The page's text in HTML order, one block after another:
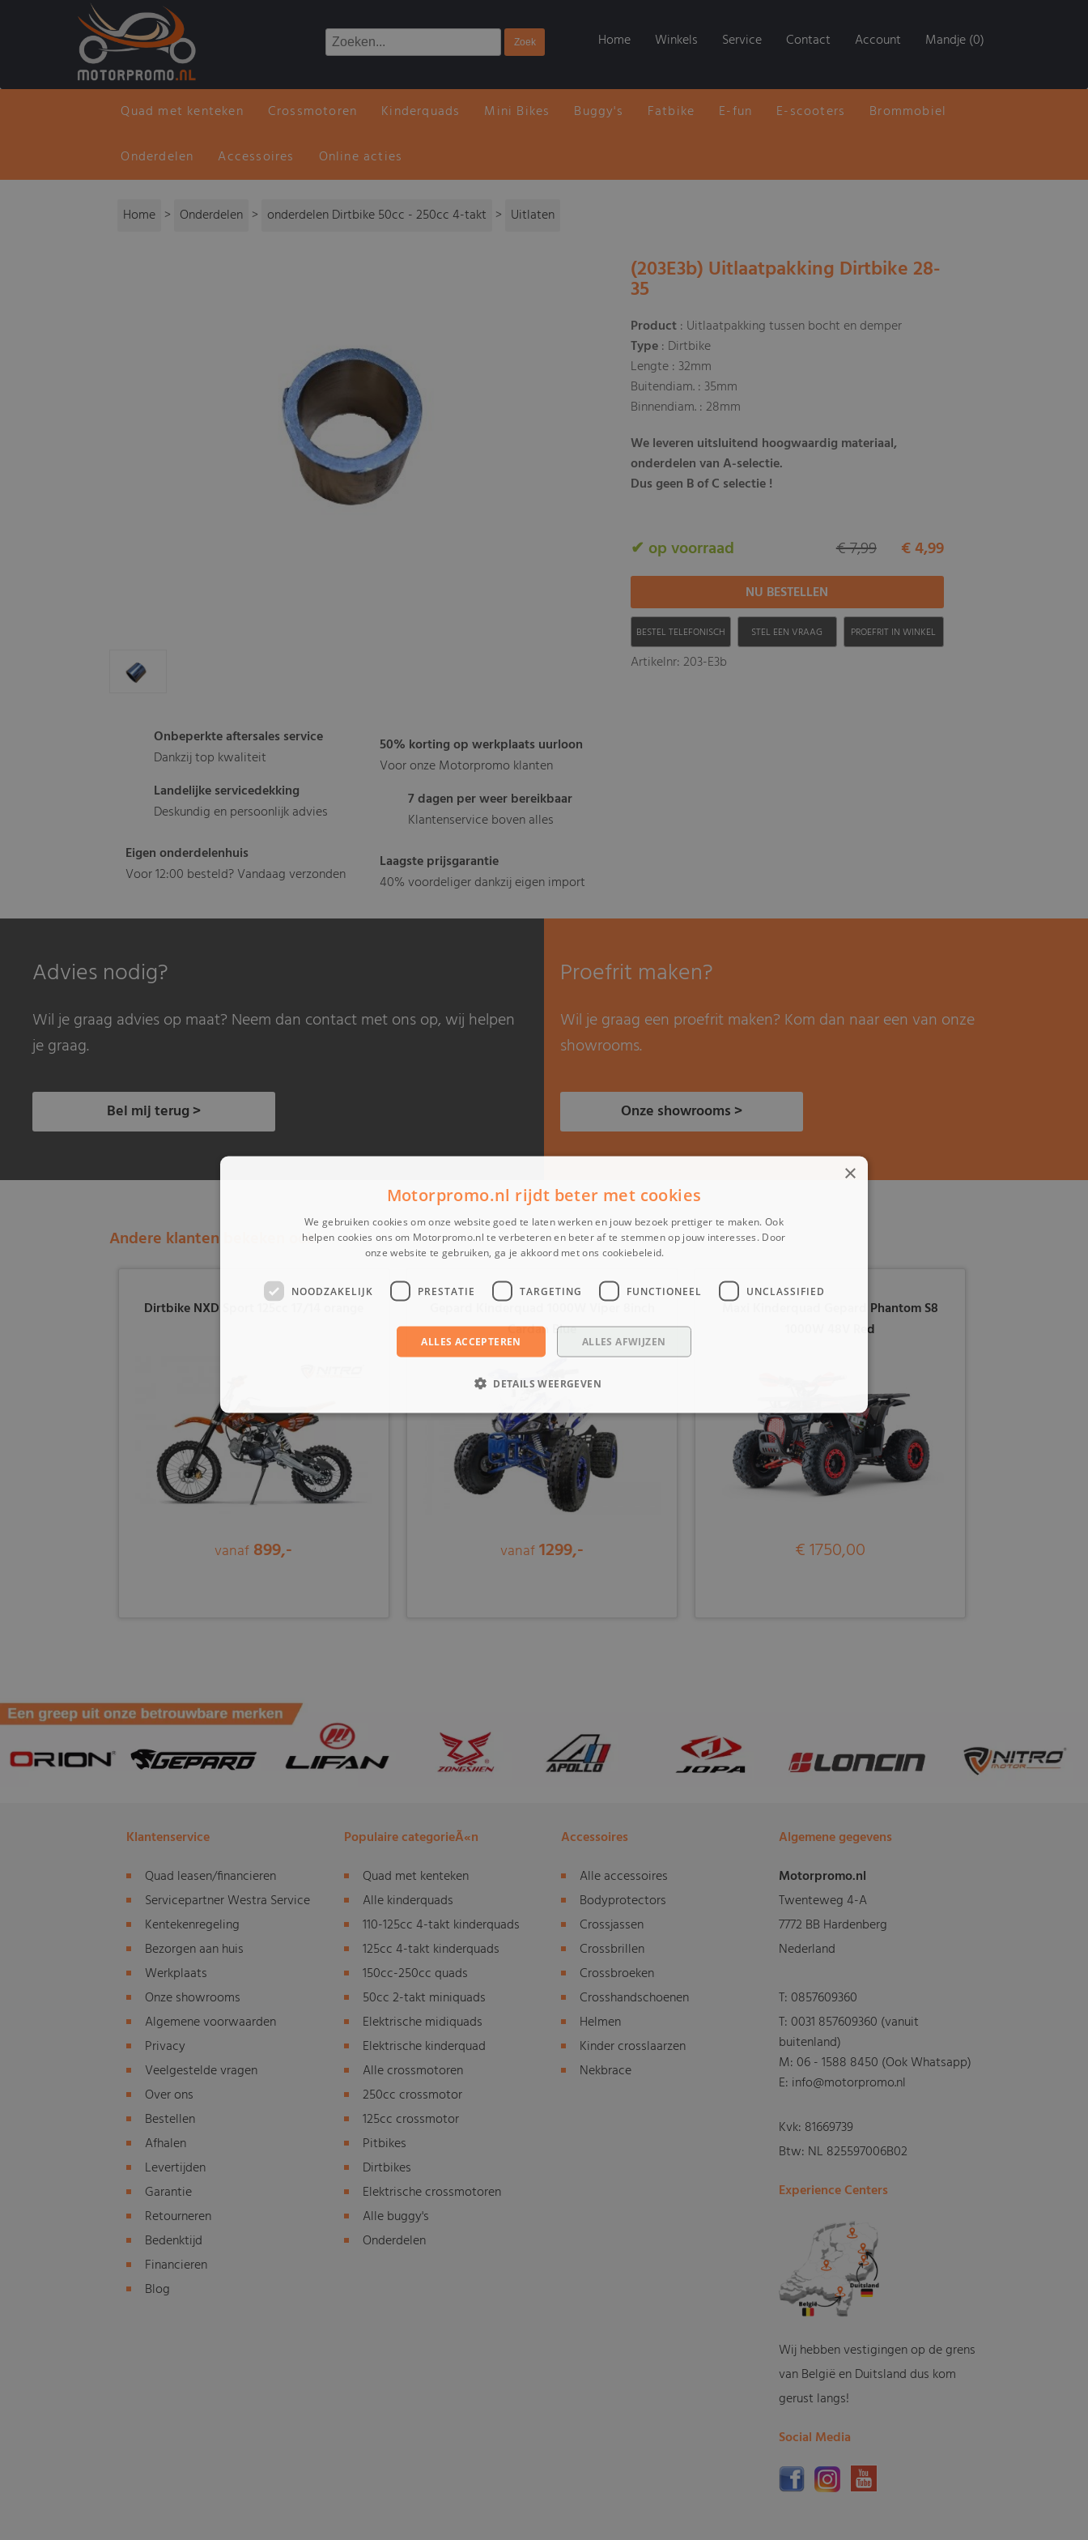
Home Winkels Service Contact Account Mandje (0)
Quad met kenteken Crossmotoren Kinderquads Mini Bikes Buggy's Fatbike E-fun E-scooters Brommobiel
Onderdelen Accessoires Online acties
Home > Onderdelen > onderdelen Dirtbike 50cc - 250cc 4-takt > Uitlaten
Onbeperkte aftersales service
Dankzij top kwaliteit
Landelijke servicedekking
Deskundig en persoonlijk advies
Eigen onderdelenhuis
Voor 12:00 besteld? Vandaag verzonden
50% korting op werkplaats uurloon
Voor onze Motorpromo klanten
7 dagen per weer bereikbaar
Klantenservice boven alles
Laagste prijsgarantie
40% voordeliger dankzij eigen import
(203E3b) Uitlaatpakking Dirtbike 28-
35
Product: Uitlaatpakking tussen bocht en demper
Type: Dirtbike
Lengte : 32mm
Buitendiam. : 35mm
Binnendiam. : 28mm
We leveren uitsluitend hoogwaardig materiaal,
onderdelen van A-selectie.
Dus geen B of C selectie !
✔ op voorraad € 4,99
€ 7,99
BESTEL TELEFONISCH STEL EEN VRAAG PROEFRIT IN WINKEL
Artikelnr: 203-E3b
Advies nodig?
Wil je graag advies op maat? Neem dan contact met ons op, wij helpen
je graag.
Bel mij terug >
Proefrit maken?
Wil je graag een proefrit maken? Kom dan naar een van onze
showrooms.
Onze showrooms >
Andere klanten bekeken ook:
Dirtbike NXD Sport 125cc 17/14 orange
vanaf 899,-
Gepard Kinderquad 1000W Viper 8inch
Cardan Blue
vanaf1299,-
Maxi Kinderquad Gepard Phantom S8
1000W 48V Red
€ 1750,00
Klantenservice
Quad leasen/financieren
Servicepartner Westra Service
Kentekenregeling
Bezorgen aan huis
Werkplaats
Onze showrooms
Algemene voorwaarden
Privacy
Veelgestelde vragen
Over ons
Bestellen
Afhalen
Levertijden
Garantie
Retourneren
Bedenktijd
Financieren
Blog
Populaire categorieÃ«n
Quad met kenteken
Alle kinderquads
110-125cc 4-takt kinderquads
125cc 4-takt kinderquads
150cc-250cc quads
50cc 2-takt miniquads
Elektrische midiquads
Elektrische kinderquad
Alle crossmotoren
250cc crossmotor
125cc crossmotor
Pitbikes
Dirtbikes
Elektrische crossmotoren
Alle buggy's
Onderdelen
Accessoires
Alle accessoires
Bodyprotectors
Crossjassen
Crossbrillen
Crossbroeken
Crosshandschoenen
Helmen
Kinder crosslaarzen
Nekbrace
Algemene gegevens
Motorpromo.nl
Twenteweg 4-A
7772 BB Hardenberg
Nederland
T:0857609360
T:0031 857609360 (vanuit
buitenland)
M:06 - 1588 8450 (Ook Whatsapp)
E: info@motorpromo.nl
Kvk: 81669739
Btw: NL 825597006B02
Experience Centers
Wij hebben vestigingen op de grens
van België en Duitsland dus kom
gerust langs!
Social Media
×
Motorpromo.nl rijdt beter met cookies
We gebruiken cookies om onze website goed te laten werken en jouw bezoek prettiger te maken. Ook
helpen cookies ons om Motorpromo.nl te verbeteren en beter af te stemmen op jouw interesses. Door
onze website te gebruiken, ga je akkoord met ons cookiebeleid.
NOODZAKELIJK PRESTATIE TARGETING FUNCTIONEEL UNCLASSIFIED
ALLES ACCEPTEREN ALLES AFWIJZEN
DETAILS WEERGEVEN